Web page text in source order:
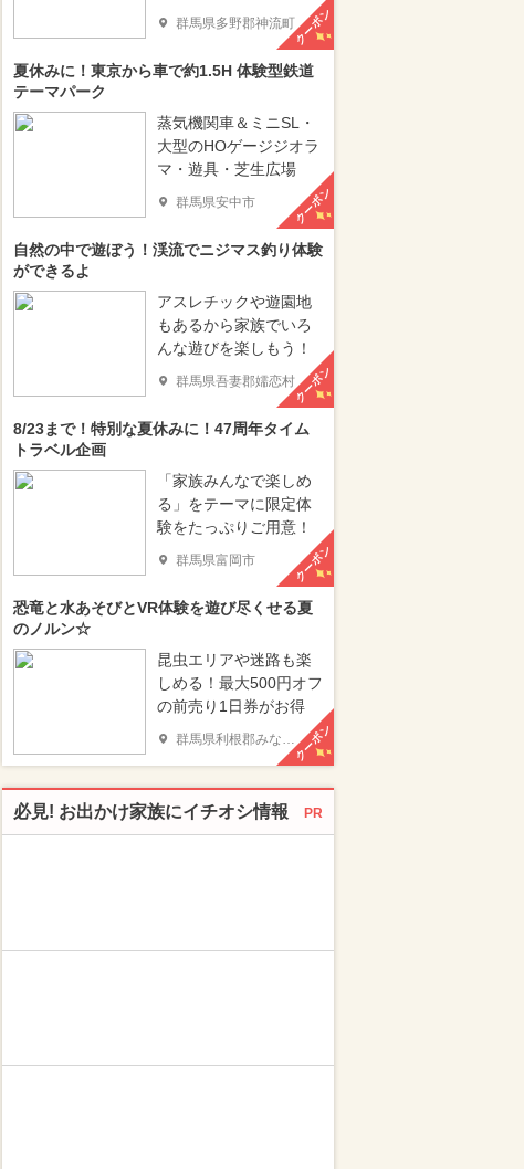
群馬県多野郡神流町クーポン
夏休みに！東京から車で約1.5H 体験型鉄道
テーマパーク
蒸気機関車＆ミニSL・
大型のHOゲージジオラ
マ・遊具・芝生広場
群馬県安中市 クーポン
自然の中で遊ぼう！渓流でニジマス釣り体験
ができるよ
アスレチックや遊園地
もあるから家族でいろ
んな遊びを楽しもう！
群馬県吾妻郡嬬恋村クーポン
8/23まで！特別な夏休みに！47周年タイム
トラベル企画
「家族みんなで楽しめ
る」をテーマに限定体
験をたっぷりご用意！
群馬県富岡市 クーポン
恐竜と水あそびとVR体験を遊び尽くせる夏
のノルン☆
昆虫エリアや迷路も楽
しめる！最大500円オフ
の前売り1日券がお得
群馬県利根郡みなかみ町 クーポン
必見! お出かけ家族にイチオシ情報 PR